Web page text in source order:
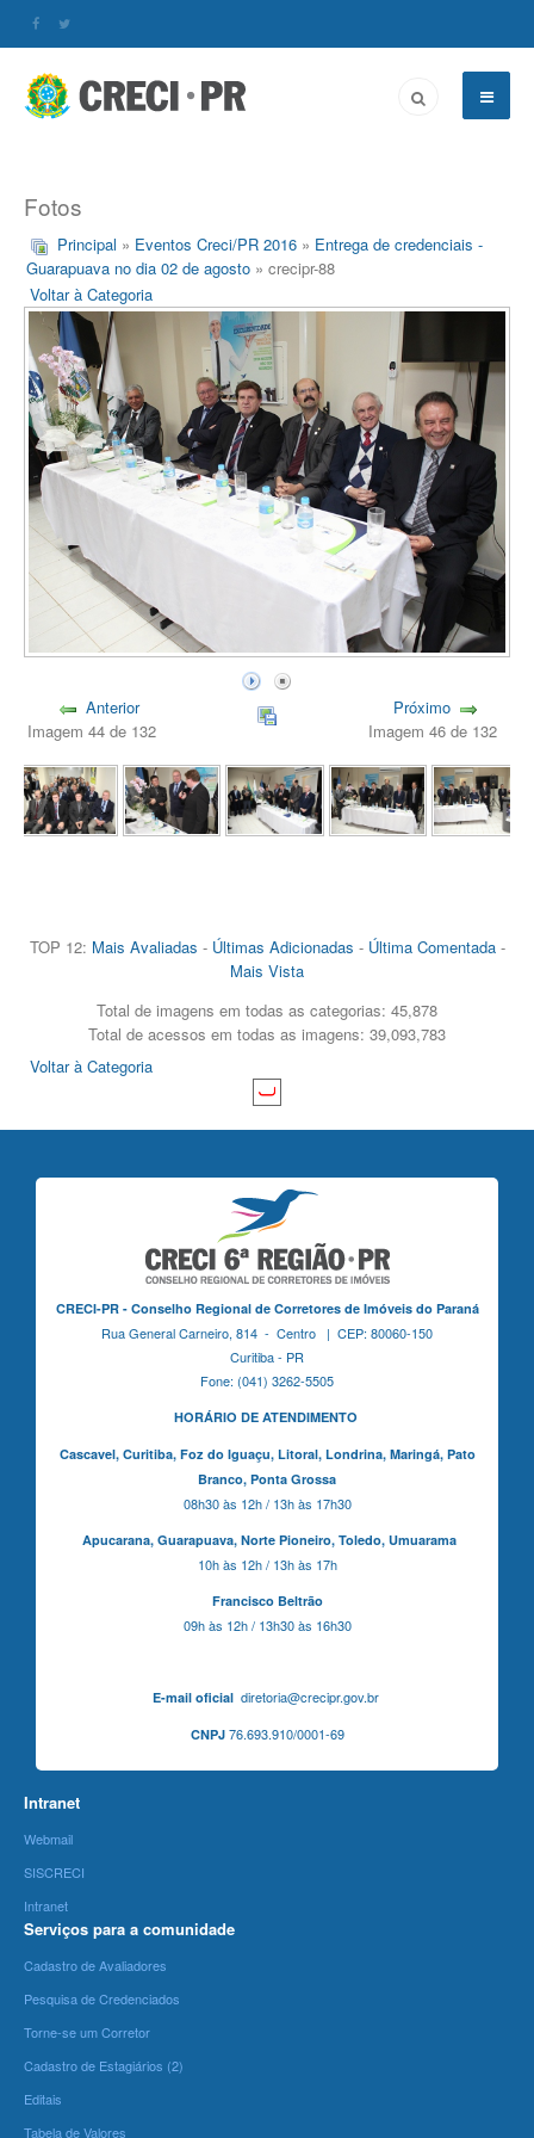
Fotos
Principal » Eventos Creci/PR 2016 » Entrega de credenciais -
Guarapuava no dia 02 de agosto » crecipr-88
Voltar à Categoria
Anterior
Imagem 44 de 132
Próximo
Imagem 46 de 132
TOP 12: Mais Avaliadas - Últimas Adicionadas - Última Comentada-
Mais Vista
Total de imagens em todas as categorias: 45,878
Total de acessos em todas as imagens: 39,093,783
Voltar à Categoria
CRECI-PR - Conselho Regional de Corretores de Imóveis do Paraná
Rua General Carneiro, 814 - Centro | CEP: 80060-150
Curitiba - PR
Fone: (041) 3262-5505
HORÁRIO DE ATENDIMENTO
Cascavel, Curitiba,Foz do Iguaçu, Litoral, Londrina, Maringá, Pato
Branco, Ponta Grossa
08h30 às 12h / 13h às 17h30
Apucarana, Guarapuava, Norte Pioneiro, Toledo, Umuarama
10h às 12h / 13h às 17h
Francisco Beltrão
09h às 12h / 13h30 às 16h30
E-mail oficialdiretoria@crecipr.gov.br
CNPJ76.693.910/0001-69
Intranet
Webmail
SISCRECI
Intranet
Serviços para a comunidade
Cadastro de Avaliadores
Pesquisa de Credenciados
Torne-se um Corretor
Cadastro de Estagiários (2)
Editais
Tabela de Valores